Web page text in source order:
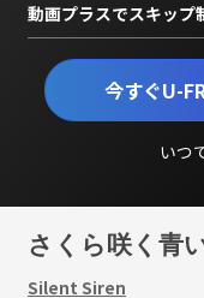
今すぐU-
いつ
動画プラスでスキップ
さくら咲く青
Silent Siren